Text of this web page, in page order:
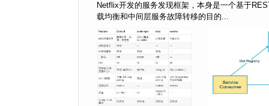
Netflix开发的服务发现框架，本身是一个基于
载均衡和中间层服务故障转移的目的...